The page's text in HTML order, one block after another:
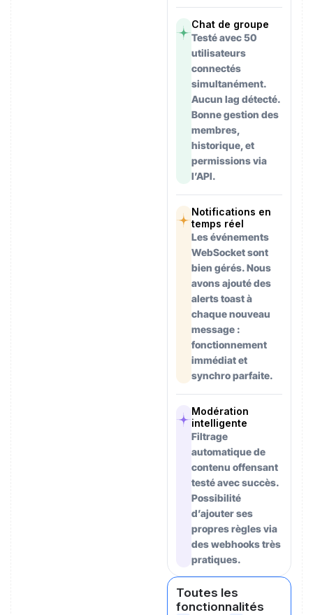
Chat de groupe
Testé avec 50
utilisateurs
connectés
simultanément.
Aucun lag détecté.
Bonne gestion des
membres,
historique, et
permissions via
l’API.
Notifications en
temps réel
Les événements
WebSocket sont
bien gérés. Nous
avons ajouté des
alerts toast à
chaque nouveau
message :
fonctionnement
immédiat et
synchro parfaite.
Modération
intelligente
Filtrage
automatique de
contenu offensant
testé avec succès.
Possibilité
d’ajouter ses
propres règles via
des webhooks très
pratiques.
Toutes les
fonctionnalités